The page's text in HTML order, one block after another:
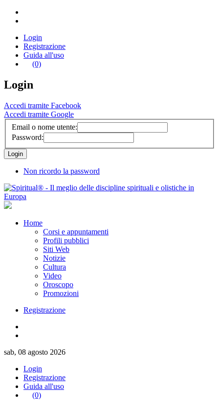
Login
Registrazione
Guida all'uso
(0)
Login
Accedi tramite Facebook
Accedi tramite Google
Email o nome utente:
Password:
Non ricordo la password
Home
Corsi e appuntamenti
Profili pubblici
Siti Web
Notizie
Cultura
Video
Oroscopo
Promozioni
Registrazione
sab, 08 agosto 2026
Login
Registrazione
Guida all'uso
(0)